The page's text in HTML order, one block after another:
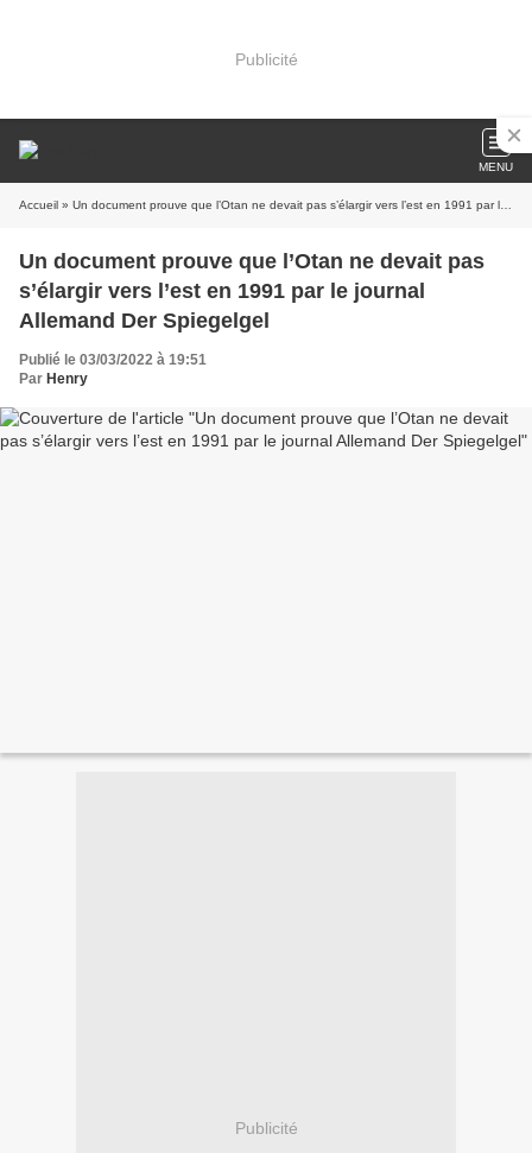
Publicité
MENU
Accueil » Un document prouve que l’Otan ne devait pas s’élargir vers l’est en 1991 par le journal Allemand Der Spiegelgel
Un document prouve que l’Otan ne devait pas
s’élargir vers l’est en 1991 par le journal
Allemand Der Spiegelgel
Publié le 03/03/2022 à 19:51
Par Henry
Publicité